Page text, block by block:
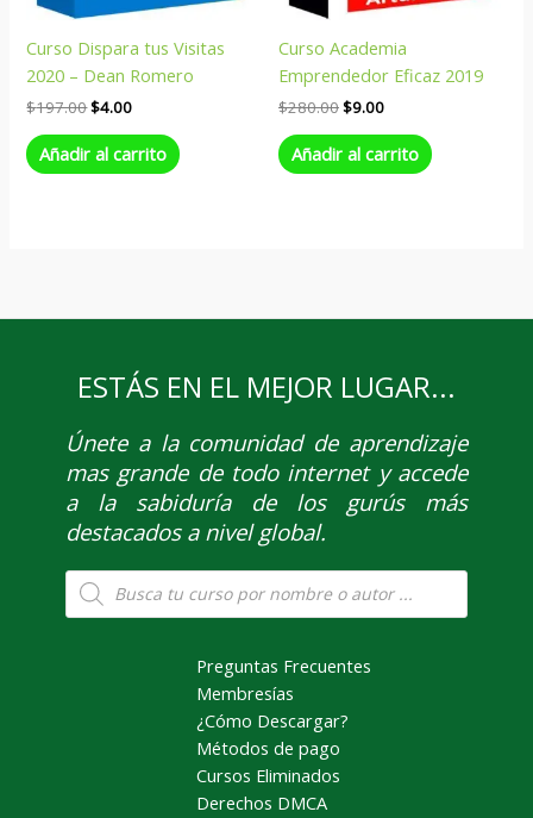
Curso Dispara tus Visitas
2020 – Dean Romero
$197.00$4.00
Añadir al carrito
Curso Academia
Emprendedor Eficaz 2019
$280.00$9.00
Añadir al carrito
ESTÁS EN EL MEJOR LUGAR...
Únetea la comunidad de aprendizaje
mas grande de todo internet y accede
a la sabiduría de los gurús más
destacados a nivel global.
Búsqueda
de
productos
Preguntas Frecuentes
Membresías
¿Cómo Descargar?
Métodos de pago
Cursos Eliminados
Derechos DMCA